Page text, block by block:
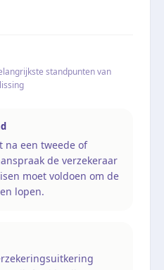
standpunten van
na een tweede of
de verzekeraar
moet voldoen om de
lopen.